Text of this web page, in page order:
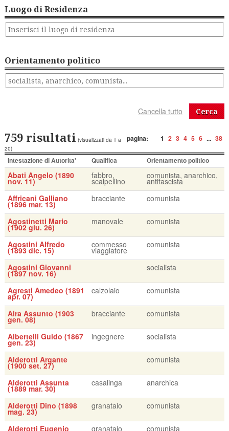
Luogo di Residenza
Orientamento politico
Cerca
pagina: 1 2 3 4 5 6 ... 38
759 risultati (visualizzati da 1 a
20)
Intestazione di Autorita' Qualifica Orientamento politico
Abati Angelo (1890
nov. 11)
fabbro,
scalpellino
comunista, anarchico,
antifascista
Affricani Galliano
(1896 mar. 13)
bracciante comunista
Agostinetti Mario
(1902 giu. 26)
manovale comunista
Agostini Alfredo
(1893 dic. 15)
commesso
viaggiatore
comunista
Agostini Giovanni
(1897 nov. 16)
socialista
Agresti Amedeo (1891
apr. 07)
calzolaio comunista
Aira Assunto (1903
gen. 08)
bracciante comunista
Albertelli Guido (1867
gen. 23)
ingegnere socialista
Alderotti Argante
(1900 set. 27)
comunista
Alderotti Assunta
(1889 mar. 30)
casalinga anarchica
Alderotti Dino (1898
mag. 23)
granataio comunista
Alderotti Eugenio granataio comunista